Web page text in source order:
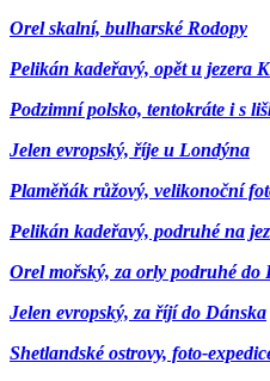
Orel skalní, bulharské Rodopy
Pelikán kadeřavý, opět u jezera
Podzimní polsko, tentokráte i s
Jelen evropský, říje u Londýna
Plaměňák růžový, velikonoční
Pelikán kadeřavý, podruhé na
Orel mořský, za orly podruhé do
Jelen evropský, za říjí do Dánska
Shetlandské ostrovy, foto-